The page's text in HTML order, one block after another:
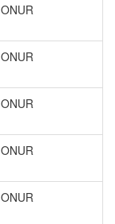
ONUR
ONUR
ONUR
ONUR
ONUR